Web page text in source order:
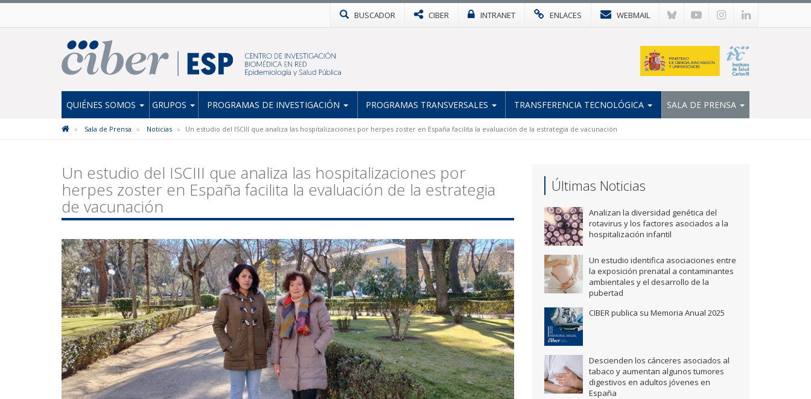
BUSCADOR CIBER INTRANET ENLACES WEBMAIL
QUIÉNES SOMOS GRUPOS PROGRAMAS DE INVESTIGACIÓN PROGRAMAS TRANSVERSALES TRANSFERENCIA TECNOLÓGICA SALA DE PRENSA
Sala de Prensa Noticias Un estudio del ISCIII que analiza las hospitalizaciones por herpes zoster en España facilita la evaluación de la estrategia de vacunación
Un estudio del ISCIII que analiza las hospitalizaciones por
herpes zoster en España facilita la evaluación de la estrategia
de vacunación
Últimas Noticias
Analizan la diversidad genética del
rotavirus y los factores asociados a la
hospitalización infantil
Un estudio identifica asociaciones entre
la exposición prenatal a contaminantes
ambientales y el desarrollo de la
pubertad
CIBER publica su Memoria Anual 2025
Descienden los cánceres asociados al
tabaco y aumentan algunos tumores
digestivos en adultos jóvenes en
España